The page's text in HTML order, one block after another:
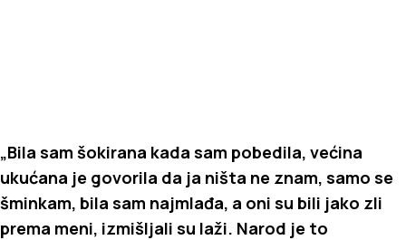
„Bila sam šokirana kada sam pobedila, većina
ukućana je govorila da ja ništa ne znam, samo se
šminkam, bila sam najmlađa, a oni su bili jako zli
prema meni, izmišljali su laži. Narod je to